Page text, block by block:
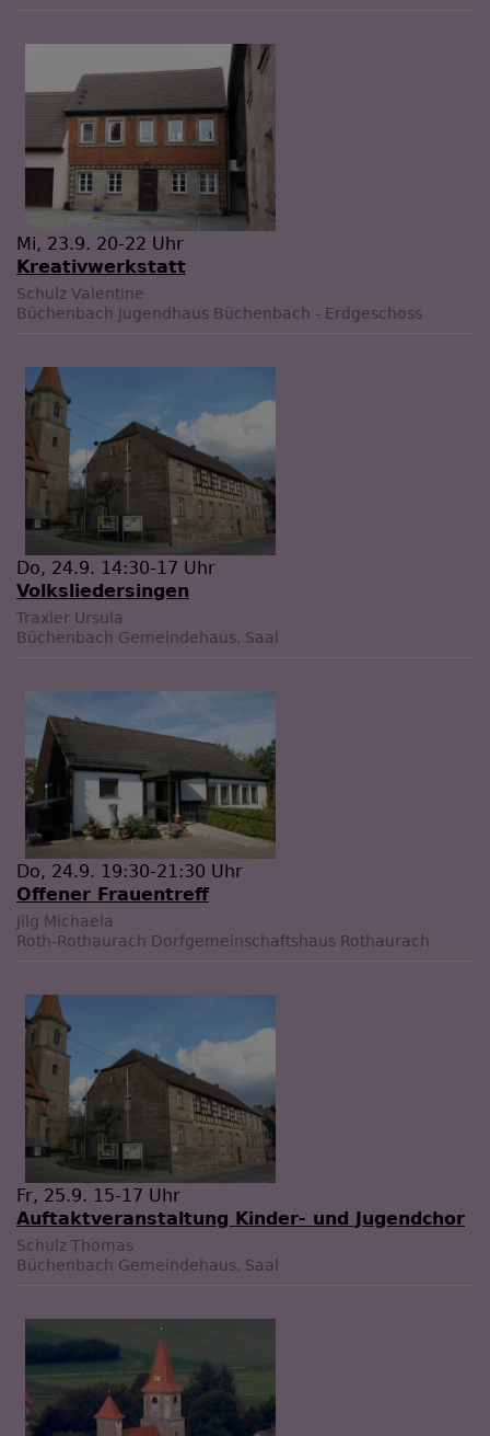
Mi, 23.9. 20-22 Uhr
Kreativwerkstatt
Schulz Valentine
Büchenbach Jugendhaus Büchenbach - Erdgeschoss
Do, 24.9. 14:30-17 Uhr
Volksliedersingen
Traxler Ursula
Büchenbach Gemeindehaus, Saal
Do, 24.9. 19:30-21:30 Uhr
Offener Frauentreff
Jilg Michaela
Roth-Rothaurach Dorfgemeinschaftshaus Rothaurach
Fr, 25.9. 15-17 Uhr
Auftaktveranstaltung Kinder- und Jugendchor
Schulz Thomas
Büchenbach Gemeindehaus, Saal